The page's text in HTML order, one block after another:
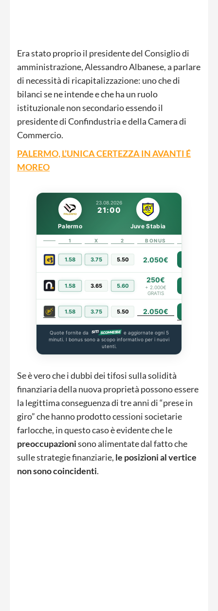
Era stato proprio il presidente del Consiglio di
amministrazione, Alessandro Albanese, a parlare
di necessità di ricapitalizzazione: uno che di
bilanci se ne intende e che ha un ruolo
istituzionale non secondario essendo il
presidente di Confindustria e della Camera di
Commercio.
PALERMO, L’UNICA CERTEZZA IN AVANTI É
MOREO
23.08.2026
21:00
Palermo Juve Stabia
1 X 2 BONUS
1.58 3.75 5.50 2.050€
1.58 3.65 5.60
250€
+ 2.000€
GRATIS
1.58 3.75 5.50 2.050€
Quote fornite da
e aggiornate ogni 5
minuti. I bonus sono a scopo informativo per i nuovi
utenti.
Se è vero che i dubbi dei tifosi sulla solidità
finanziaria della nuova proprietà possono essere
la legittima conseguenza di tre anni di “prese in
giro” che hanno prodotto cessioni societarie
farlocche, in questo caso è evidente che le
preoccupazionisono alimentate dal fatto che
sulle strategie finanziarie, le posizioni al vertice
non sono coincidenti.